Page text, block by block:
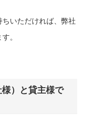
いただければ、弊社
。
）と貸主様で